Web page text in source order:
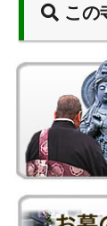
この